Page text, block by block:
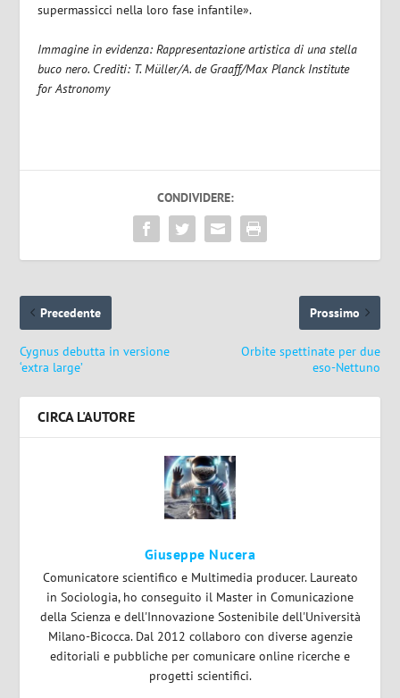
supermassicci nella loro fase infantile».
Immagine in evidenza: Rappresentazione artistica di una stella
buco nero. Crediti: T. Müller/A. de Graaff/Max Planck Institute
for Astronomy
CONDIVIDERE:
Precedente
Cygnus debutta in versione
‘extra large’
Prossimo
Orbite spettinate per due
eso-Nettuno
CIRCA L'AUTORE
Giuseppe Nucera
Comunicatore scientifico e Multimedia producer. Laureato
in Sociologia, ho conseguito il Master in Comunicazione
della Scienza e dell'Innovazione Sostenibile dell'Università
Milano-Bicocca. Dal 2012 collaboro con diverse agenzie
editoriali e pubbliche per comunicare online ricerche e
progetti scientifici.